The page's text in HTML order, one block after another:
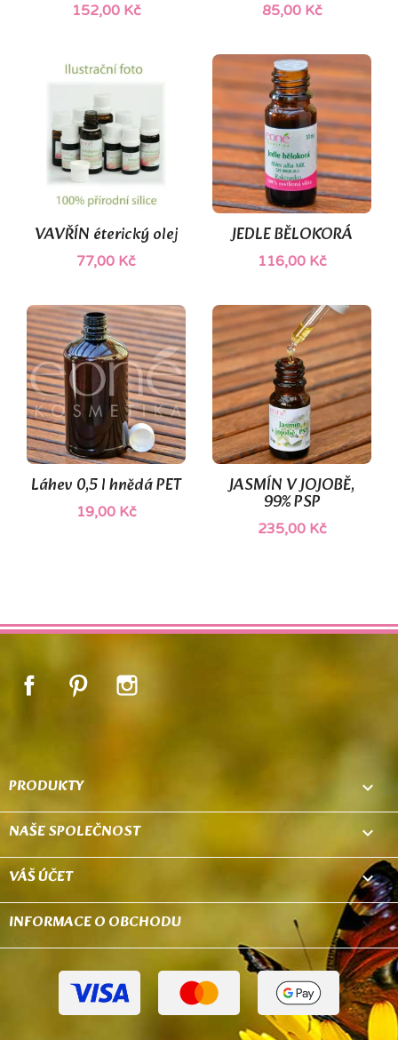
152,00 Kč 85,00 Kč
VAVŘÍN éterický olej
77,00 Kč
JEDLE BĚLOKORÁ
116,00 Kč
Láhev 0,5 l hnědá PET
19,00 Kč
JASMÍN V JOJOBĚ,
99% PSP
235,00 Kč
(1)
FacebookPinterest
PRODUKTY 
NAŠE SPOLEČNOST 
VÁŠ ÚČET 
INFORMACE O OBCHODU keyboard_arrow_down